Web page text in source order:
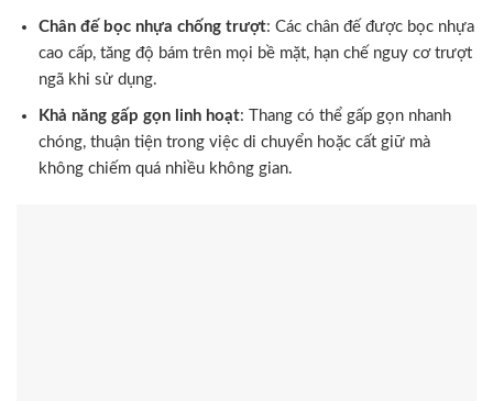
Chân đế bọc nhựa chống trượt: Các chân đế được bọc nhựa
cao cấp, tăng độ bám trên mọi bề mặt, hạn chế nguy cơ trượt
ngã khi sử dụng.
Khả năng gấp gọn linh hoạt: Thang có thể gấp gọn nhanh
chóng, thuận tiện trong việc di chuyển hoặc cất giữ mà
không chiếm quá nhiều không gian.